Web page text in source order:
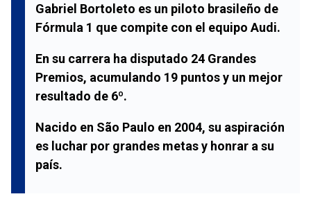
Gabriel Bortoleto es un piloto brasileño de
Fórmula 1 que compite con el equipo Audi.
En su carrera ha disputado 24 Grandes
Premios, acumulando 19 puntos y un mejor
resultado de 6º.
Nacido en São Paulo en 2004, su aspiración
es luchar por grandes metas y honrar a su
país.